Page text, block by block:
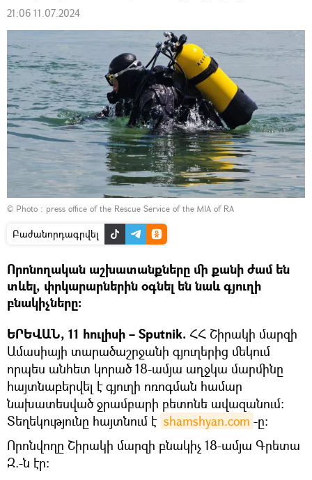
21:06 11.07.2024
© Photo : press office of the Rescue Service of the MIA of RA
Բաժանորդագրվել
Որոնողական աշխատանքները մի քանի ժամ են
տևել, փրկարարներին օգնել են նաև գյուղի
բնակիչները։
ԵՐԵՎԱՆ, 11 հուլիսի – Sputnik. ՀՀ Շիրակի մարզի
Ամասիայի տարածաշրջանի գյուղերից մեկում
որպես անհետ կորած 18-ամյա աղջկա մարմինը
հայտնաբերվել է գյուղի ոռոգման համար
նախատեսված ջրամբարի բետոնե ավազանում։
Տեղեկությունը հայտնում է shamshyan.com -ը։
Որոնվողը Շիրակի մարզի բնակիչ 18-ամյա Գրետա
Զ.-ն էր: